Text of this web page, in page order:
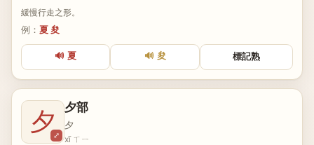
緩慢行走之形。
例： 夏 夋
🔊 夏 🔊 夋 標記熟
夕⤢
夕部
夕
xī ㄒㄧ